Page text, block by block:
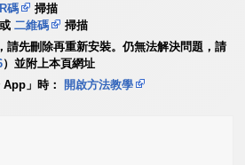
碼
掃描
或二維碼
掃描
請先刪除再重新安裝。仍無法解決問題，請
）並附上本頁網址
」時：
開啟方法教學